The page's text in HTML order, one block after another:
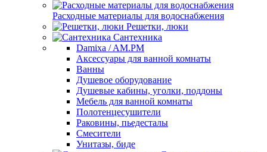
Расходные материалы для водоснабжения
Решетки, люки
Сантехника
Damixa / AM.PM
Аксессуары для ванной комнаты
Ванны
Душевое оборудование
Душевые кабины, уголки, поддоны
Мебель для ванной комнаты
Полотенцесушители
Раковины, пьедесталы
Смесители
Унитазы, биде